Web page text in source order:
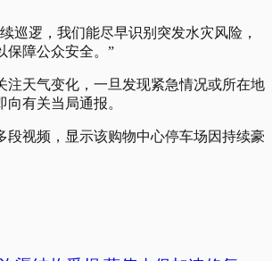
巡逻，我们能尽早识别突发水灾风险，
保障公众安全。”
注天气变化，一旦发现紧急情况或所在地
有关当局通报。
段视频，显示该购物中心停车场因持续豪